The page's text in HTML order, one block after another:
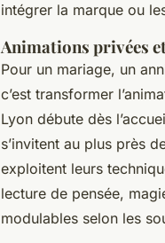
intégrer la marque ou
Animations privées
Pour un mariage, un
c’est transformer
Lyon débute dès
s’invitent au plus près
exploitent leurs
lecture de pensée,
modulables selon les